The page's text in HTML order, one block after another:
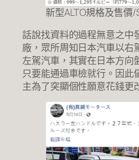
新型ALTO規格及售價/
話說找資料的過程無意之中
廠，眾所周知日本汽車以右
左駕汽車，其實在日本方向
只要能通過車檢就行。因此
主為了突顯個性願意花錢更